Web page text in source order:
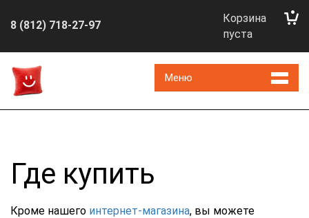
8 (812) 718-27-97
Корзина
пуста
Меню
Где купить
Кроме нашего интернет-магазина, вы можете